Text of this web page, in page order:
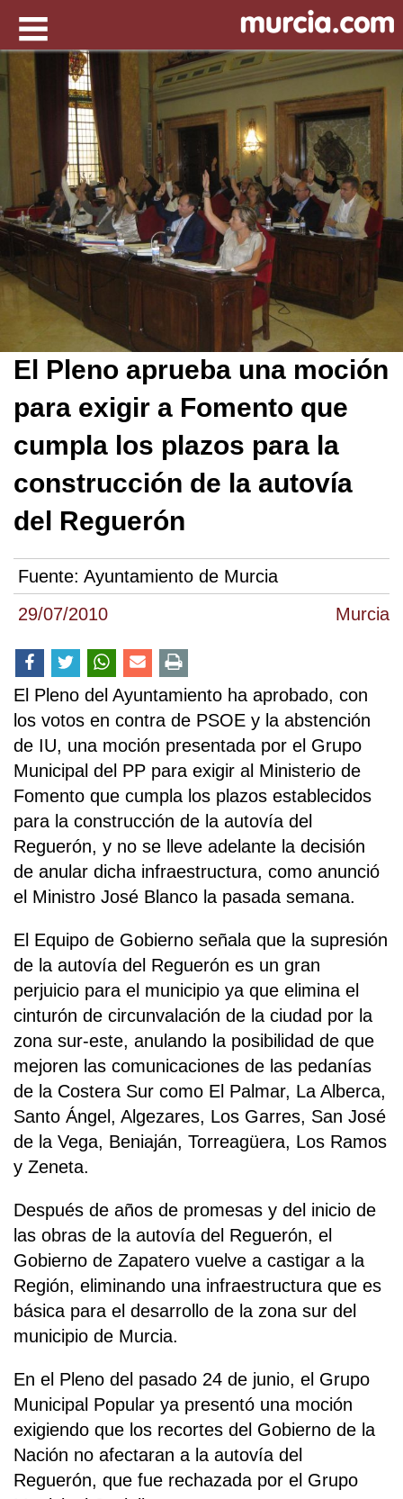
29/07/2010 Murcia
El Pleno aprueba una moción
para exigir a Fomento que
cumpla los plazos para la
construcción de la autovía
del Reguerón
Fuente: Ayuntamiento de Murcia
El Pleno del Ayuntamiento ha aprobado, con
los votos en contra de PSOE y la abstención
de IU, una moción presentada por el Grupo
Municipal del PP para exigir al Ministerio de
Fomento que cumpla los plazos establecidos
para la construcción de la autovía del
Reguerón, y no se lleve adelante la decisión
de anular dicha infraestructura, como anunció
el Ministro José Blanco la pasada semana.
El Equipo de Gobierno señala que la supresión
de la autovía del Reguerón es un gran
perjuicio para el municipio ya que elimina el
cinturón de circunvalación de la ciudad por la
zona sur-este, anulando la posibilidad de que
mejoren las comunicaciones de las pedanías
de la Costera Sur como El Palmar, La Alberca,
Santo Ángel, Algezares, Los Garres, San José
de la Vega, Beniaján, Torreagüera, Los Ramos
y Zeneta.
Después de años de promesas y del inicio de
las obras de la autovía del Reguerón, el
Gobierno de Zapatero vuelve a castigar a la
Región, eliminando una infraestructura que es
básica para el desarrollo de la zona sur del
municipio de Murcia.
En el Pleno del pasado 24 de junio, el Grupo
Municipal Popular ya presentó una moción
exigiendo que los recortes del Gobierno de la
Nación no afectaran a la autovía del
Reguerón, que fue rechazada por el Grupo